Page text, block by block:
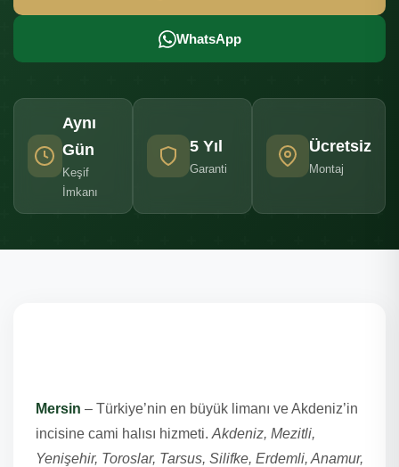
WhatsApp
Aynı
Gün
Keşif
İmkanı
5 Yıl
Garanti
Ücretsiz
Montaj
Mersin – Türkiye’nin en büyük limanı ve Akdeniz’in
incisine cami halısı hizmeti. Akdeniz, Mezitli,
Yenişehir, Toroslar, Tarsus, Silifke, Erdemli, Anamur,